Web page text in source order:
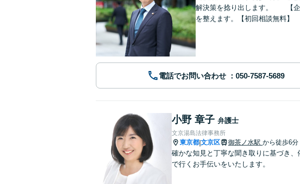
解決策を捻り出します。 【企
を整えます。【初回相談無料】
電話でお問い合わせ
小野 章子 弁護士
文京湯島法律事務所
東京都|文京区 御茶ノ水駅 から徒歩6分
確かな知見と丁寧な聞き取りに基づき
で行くお手伝いをいたします。